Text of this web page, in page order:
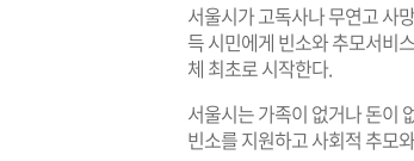
서울시가 고독사나 무연고 사
득 시민에게 빈소와 추모서비
체 최초로 시작한다.
서울시는 가족이 없거나 돈이
빈소를 지원하고 사회적 추모